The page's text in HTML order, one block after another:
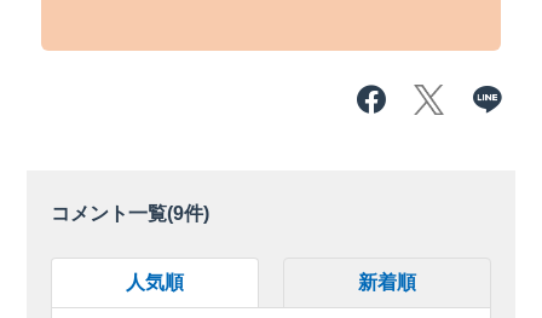
コメント一覧(9件)
人気順 新着順